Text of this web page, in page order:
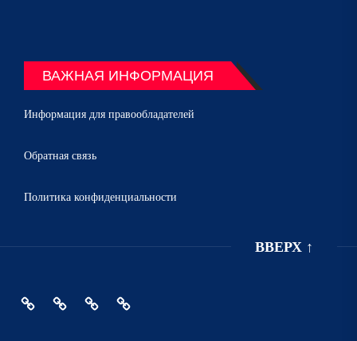
ВАЖНАЯ ИНФОРМАЦИЯ
Информация для правообладателей
Обратная связь
Политика конфиденциальности
ВВЕРХ ↑
ГлавнаяПолитикаИнформация
Обратная